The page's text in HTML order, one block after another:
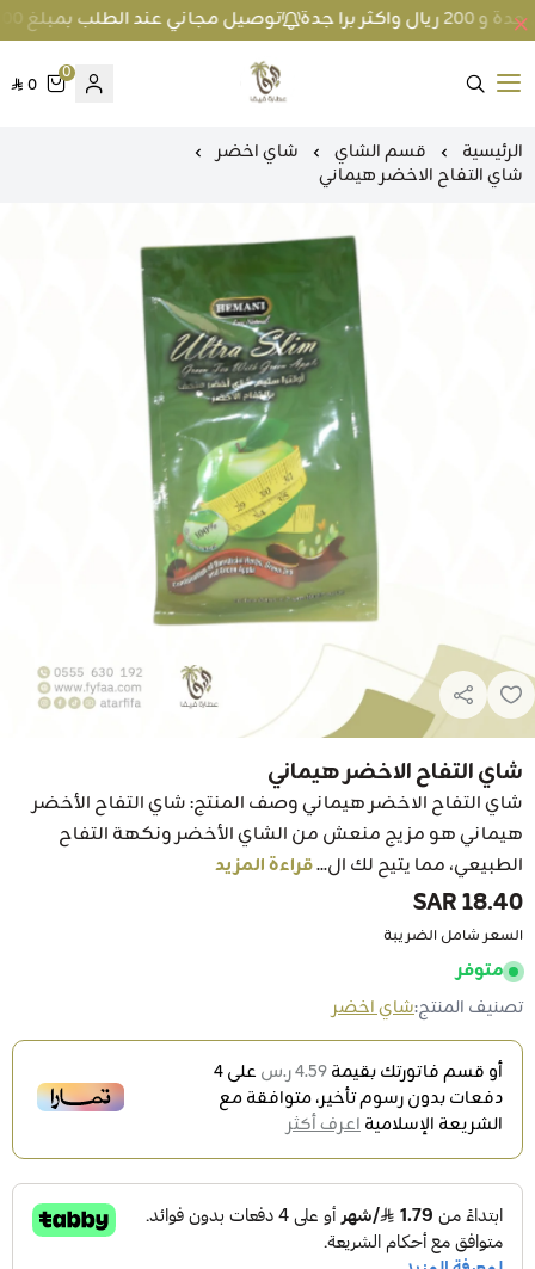
توصيل مجاني عند الطلب بمبلغ 100 ريال واكثر داخل جدة و 200 ريال واكثر برا جدة
متجر عطارة فيفا
0
0
الرئيسية قسم الشاي
شاي اخضر
شاي التفاح الاخضر هيماني
شاي التفاح الاخضر هيماني
شاي التفاح الاخضر هيماني وصف المنتج: شاي التفاح الأخضر
هيماني هو مزيج منعش من الشاي الأخضر ونكهة التفاح
الطبيعي، مما يتيح لك ال...قراءة المزيد
18.40 SAR
السعر شامل الضريبة
متوفر
تصنيف المنتج:شاي اخضر
أو قسم فاتورتك بقيمة4.59 ر.س على4
دفعات بدون رسوم تأخير، متوافقة مع
الشريعة الإسلاميةاعرف أكثر